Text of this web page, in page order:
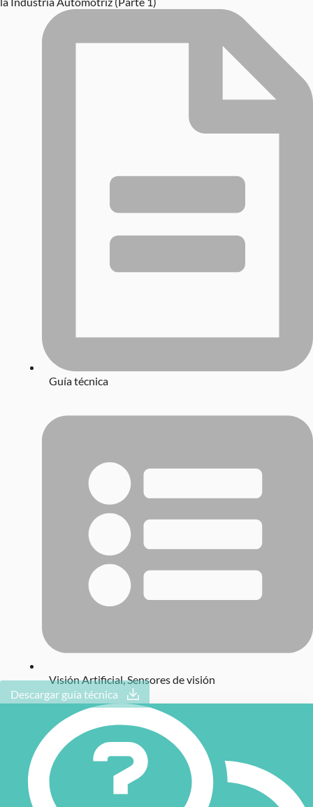
Guía técnica
Visión Artificial,Sensores de visión
Descargar guía técnica